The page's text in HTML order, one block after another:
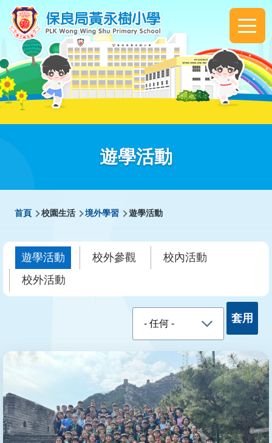
移至主內容
Main
遊學活動
導
結
首頁 校園生活 境外學習 遊學活動
遊學活動 校外參觀
校內活動
校外活動